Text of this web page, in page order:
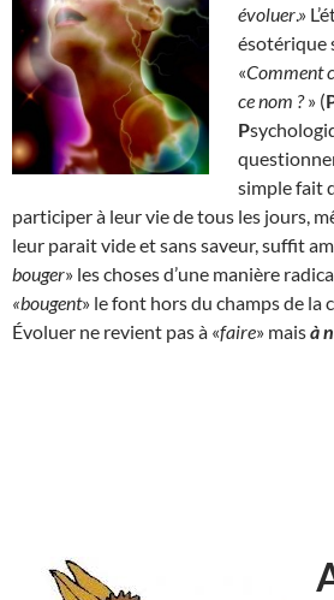
évoluer.»
ésotérique
«Comment
ce nom ?» (
P
simple fait
participer à leur vie de tous les jours,
leur parait vide et sans saveur, suffit
bouger» les choses d’une manière
«bougent» le font hors du champs de la
Évoluer ne revient pas à «faire» maisà